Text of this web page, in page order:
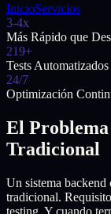
InicioServicios
3-4x
Más Rápido que
219+
Tests
24/7
Optimización
El
Tradicional
Un sistema
tradicional.
testing. Y cuando